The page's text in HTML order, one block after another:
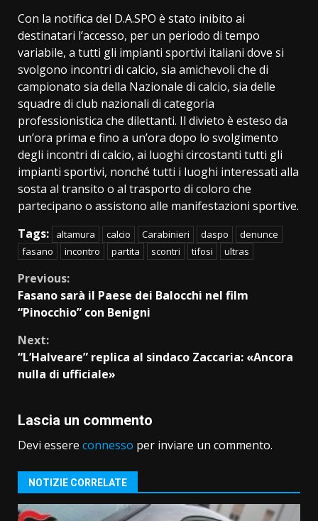
Con la notifica del D.A.SPO è stato inibito ai
destinatari l’accesso, per un periodo di tempo
variabile, a tutti gli impianti sportivi italiani dove si
svolgono incontri di calcio, sia amichevoli che di
campionato sia della Nazionale di calcio, sia delle
squadre di club nazionali di categoria
professionistica che dilettanti. Il divieto è esteso da
un’ora prima e fino a un’ora dopo lo svolgimento
degli incontri di calcio, ai luoghi circostanti tutti gli
impianti sportivi, nonché tutti i luoghi interessati alla
sosta al transito o al trasporto di coloro che
partecipano o assistono alle manifestazioni sportive.
Tags:
altamura calcio Carabinieri daspo
denunce
fasano
incontro partita scontri tifosi ultras
Continue
Reading
Previous:
Fasano sarà il Paese dei Balocchi nel film
“Pinocchio” con Benigni
Next:
“L’Halveare” replica al sindaco Zaccaria: «Ancora
nulla di ufficiale»
Lascia un commento
Devi essere connesso per inviare un commento.
NOTIZIE CORRELATE